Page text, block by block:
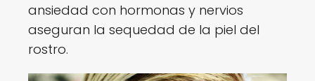
ansiedad con hormonas y nervios
aseguran la sequedad de la piel del
rostro.